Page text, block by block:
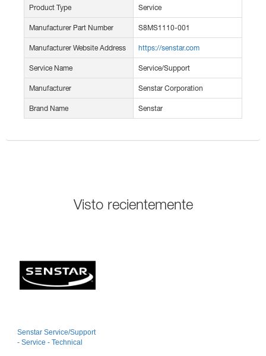
Product Type Service
Manufacturer Part Number S8MS1110-001
Manufacturer Website Address https://senstar.com
Service Name Service/Support
Manufacturer Senstar Corporation
Brand Name Senstar
Visto recientemente
Senstar Service/Support
- Service - Technical